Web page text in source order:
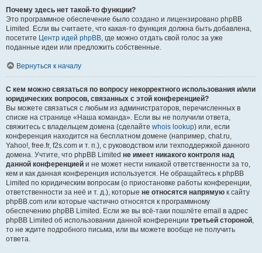
Почему здесь нет такой-то функции?
Это программное обеспечение было создано и лицензировано phpBB
Limited. Если вы считаете, что какая-то функция должна быть добавлена,
посетите Центр идей phpBB, где можно отдать свой голос за уже
поданные идеи или предложить собственные.
Вернуться к началу
С кем можно связаться по вопросу некорректного использования и/или
юридических вопросов, связанных с этой конференцией?
Вы можете связаться с любым из администраторов, перечисленных в
списке на странице «Наша команда». Если вы не получили ответа,
свяжитесь с владельцем домена (сделайте whois lookup) или, если
конференция находится на бесплатном домене (например, chat.ru,
Yahoo!, free.fr, f2s.com и т. п.), с руководством или техподдержкой данного
домена. Учтите, что phpBB Limited не имеет никакого контроля над
данной конференцией и не может нести никакой ответственности за то,
кем и как данная конференция используется. Не обращайтесь к phpBB
Limited по юридическим вопросам (о приостановке работы конференции,
ответственности за неё и т. д.), которые не относятся напрямую к сайту
phpBB.com или которые частично относятся к программному
обеспечению phpBB Limited. Если же вы всё-таки пошлёте email в адрес
phpBB Limited об использовании данной конференции третьей стороной,
то не ждите подробного письма, или вы можете вообще не получить
ответа.